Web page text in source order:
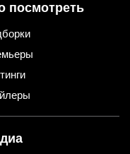
посмотреть